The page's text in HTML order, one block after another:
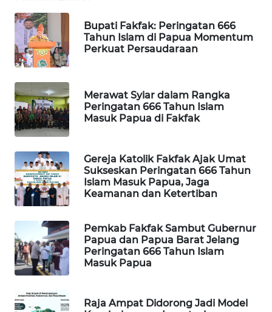
Bupati Fakfak: Peringatan 666
Tahun Islam di Papua Momentum
Perkuat Persaudaraan
Merawat Syiar dalam Rangka
Peringatan 666 Tahun Islam
Masuk Papua di Fakfak
Gereja Katolik Fakfak Ajak Umat
Sukseskan Peringatan 666 Tahun
Islam Masuk Papua, Jaga
Keamanan dan Ketertiban
Pemkab Fakfak Sambut Gubernur
Papua dan Papua Barat Jelang
Peringatan 666 Tahun Islam
Masuk Papua
Raja Ampat Didorong Jadi Model
WALINKI
ID
MAWAKA
ID
MARTABAT
NET
PLN
WATCH
MKLI
LPKKI
LKKI
KOPEKLIN